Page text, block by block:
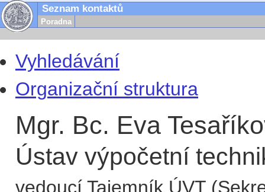
Seznam kontaktů
Poradna
Vyhledávání
Organizační struktura
Mgr. Bc. Eva
Ústav výpočetní
vedoucí Tajemník ÚVT